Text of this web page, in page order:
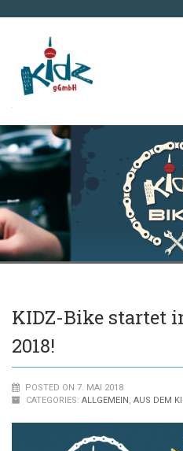
KIDZ-Bike startet
2018!
POSTED ON 7. MAI 2018
CATEGORIES: ALLGEMEIN, AUS DEM